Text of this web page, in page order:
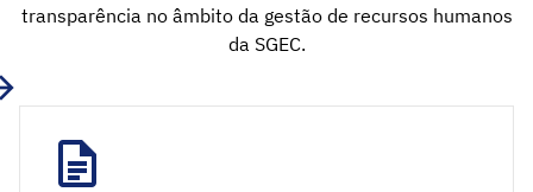
transparência no âmbito da gestão de recursos humanos
da SGEC.